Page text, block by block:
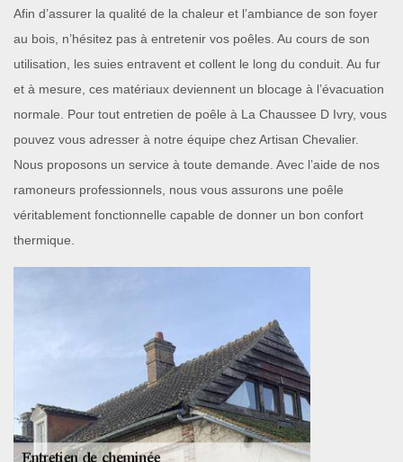
Afin d’assurer la qualité de la chaleur et l’ambiance de son foyer
au bois, n’hésitez pas à entretenir vos poêles. Au cours de son
utilisation, les suies entravent et collent le long du conduit. Au fur
et à mesure, ces matériaux deviennent un blocage à l’évacuation
normale. Pour tout entretien de poêle à La Chaussee D Ivry, vous
pouvez vous adresser à notre équipe chez Artisan Chevalier.
Nous proposons un service à toute demande. Avec l’aide de nos
ramoneurs professionnels, nous vous assurons une poêle
véritablement fonctionnelle capable de donner un bon confort
thermique.